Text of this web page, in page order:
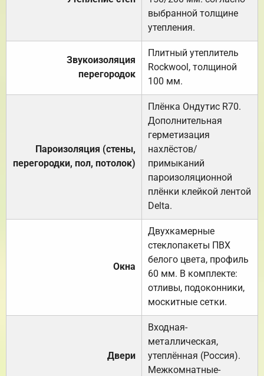
выбранной толщине
утепления.
Звукоизоляция
перегородок
Плитный утеплитель
Rockwool, толщиной
100 мм.
Пароизоляция (стены,
перегородки, пол, потолок)
Плёнка Ондутис R70.
Дополнительная
герметизация
нахлёстов/
примыканий
пароизоляционной
плёнки клейкой лентой
Delta.
Окна
Двухкамерные
стеклопакеты ПВХ
белого цвета, профиль
60 мм. В комплекте:
отливы, подоконники,
москитные сетки.
Двери
Входная-
металлическая,
утеплённая (Россия).
Межкомнатные-